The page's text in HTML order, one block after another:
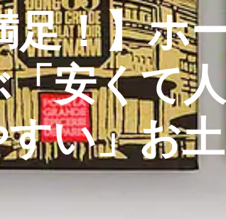
足！】ホ
安くて人
い」お土